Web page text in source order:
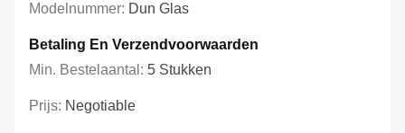
Modelnummer: Dun Glas
Betaling En Verzendvoorwaarden
Min. Bestelaantal: 5 Stukken
Prijs: Negotiable